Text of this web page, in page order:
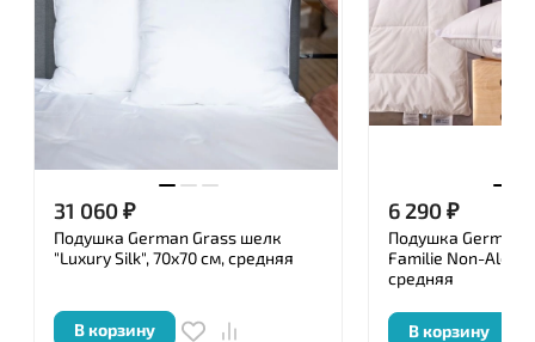
Ключевым моментом в создании действительно
роскошных и элегантных постельных
принадлежностей является подбор тканей и
наполнителей, используемых при производстве.
Grass » подвергается тщательной проверке
уполномоченными специалистами, имеющими
сертификат, и удостоверяется личной номерной
печатью.
31 060₽
Подушка German Grass шелк
"Luxury Silk", 70x70 см, средняя
В корзину
6 290₽
Подушка German
Familie Non-
средняя
В корзину